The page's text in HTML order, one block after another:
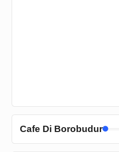
Cafe Di Borobudur